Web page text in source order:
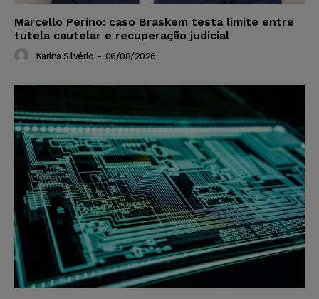
Marcello Perino: caso Braskem testa limite entre
tutela cautelar e recuperação judicial
Karina Silvério - 06/08/2026